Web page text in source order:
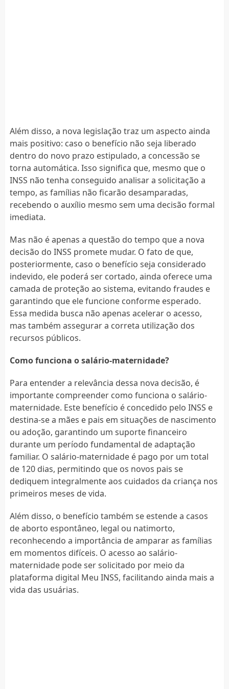
Além disso, a nova legislação traz um aspecto ainda
mais positivo: caso o benefício não seja liberado
dentro do novo prazo estipulado, a concessão se
torna automática. Isso significa que, mesmo que o
INSS não tenha conseguido analisar a solicitação a
tempo, as famílias não ficarão desamparadas,
recebendo o auxílio mesmo sem uma decisão formal
imediata.
Mas não é apenas a questão do tempo que a nova
decisão do INSS promete mudar. O fato de que,
posteriormente, caso o benefício seja considerado
indevido, ele poderá ser cortado, ainda oferece uma
camada de proteção ao sistema, evitando fraudes e
garantindo que ele funcione conforme esperado.
Essa medida busca não apenas acelerar o acesso,
mas também assegurar a correta utilização dos
recursos públicos.
Como funciona o salário-maternidade?
Para entender a relevância dessa nova decisão, é
importante compreender como funciona o salário-
maternidade. Este benefício é concedido pelo INSS e
destina-se a mães e pais em situações de nascimento
ou adoção, garantindo um suporte financeiro
durante um período fundamental de adaptação
familiar. O salário-maternidade é pago por um total
de 120 dias, permitindo que os novos pais se
dediquem integralmente aos cuidados da criança nos
primeiros meses de vida.
Além disso, o benefício também se estende a casos
de aborto espontâneo, legal ou natimorto,
reconhecendo a importância de amparar as famílias
em momentos difíceis. O acesso ao salário-
maternidade pode ser solicitado por meio da
plataforma digital Meu INSS, facilitando ainda mais a
vida das usuárias.